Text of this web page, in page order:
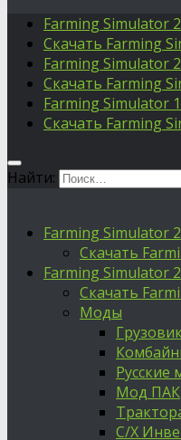
Farming Simulator
Скачать Farming
Farming Simulator
Скачать Farming
Farming Simulator
Скачать Farming
Найти:
Farming Simulator
Скачать
Farming Simulator
Скачать
Моды
Русские
Мод ПАК
С/Х